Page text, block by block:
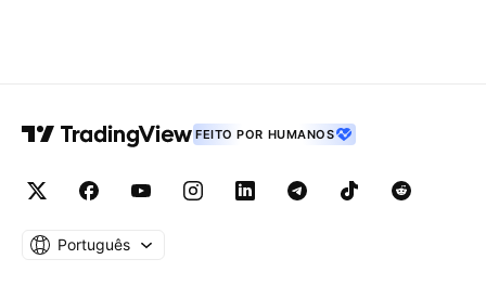
FEITO POR HUMANOS
Português